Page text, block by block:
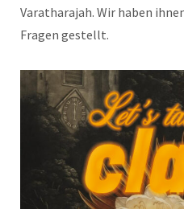
Varatharajah. Wir haben
Fragen gestellt.